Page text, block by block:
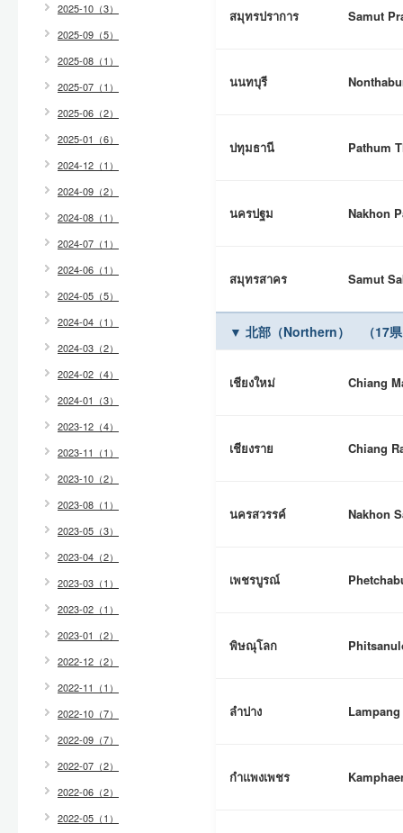
สมุทรปราการ Samut
นนทบุรี
ปทุมธานี Pathum
นครปฐม Nakhon
สมุทรสาคร Samut
▼ 北部（Northern） （17
เชียงใหม่ Chiang
เชียงราย Chiang
นครสวรรค์ Nakhon
เพชรบูรณ์
พิษณุโลก
ลำปาง Lampang
กำแพงเพชร
2025-10（3）
2025-09（5）
2025-08（1）
2025-07（1）
2025-06（2）
2025-01（6）
2024-12（1）
2024-09（2）
2024-08（1）
2024-07（1）
2024-06（1）
2024-05（5）
2024-04（1）
2024-03（2）
2024-02（4）
2024-01（3）
2023-12（4）
2023-11（1）
2023-10（2）
2023-08（1）
2023-05（3）
2023-04（2）
2023-03（1）
2023-02（1）
2023-01（2）
2022-12（2）
2022-11（1）
2022-10（7）
2022-09（7）
2022-07（2）
2022-06（2）
2022-05（1）